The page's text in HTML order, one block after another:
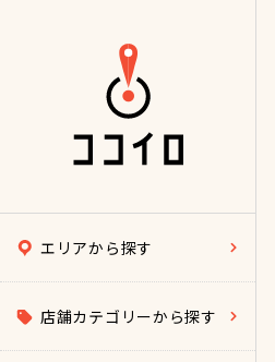
エリアから探す
店舗カテゴリーから探す